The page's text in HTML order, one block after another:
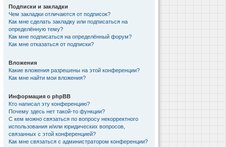
Подписки и закладки
Чем закладки отличаются от подписок?
Как мне сделать закладку или подписаться на
определённую тему?
Как мне подписаться на определённый форум?
Как мне отказаться от подписки?
Вложения
Какие вложения разрешены на этой конференции?
Как мне найти мои вложения?
Информация о phpBB
Кто написал эту конференцию?
Почему здесь нет такой-то функции?
С кем можно связаться по вопросу некорректного
использования и/или юридических вопросов,
связанных с этой конференцией?
Как мне связаться с администратором конференции?